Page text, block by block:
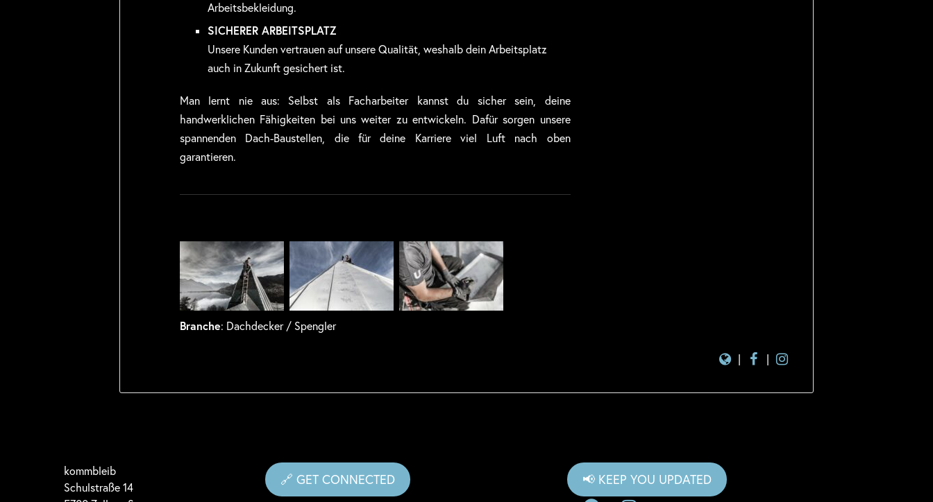
Arbeitsbekleidung.
SICHERER ARBEITSPLATZ
Unsere Kunden vertrauen auf unsere Qualität, weshalb dein Arbeitsplatz
auch in Zukunft gesichert ist.
Man lernt nie aus: Selbst als Facharbeiter kannst du sicher sein, deine
handwerklichen Fähigkeiten bei uns weiter zu entwickeln. Dafür sorgen unsere
spannenden Dach-Baustellen, die für deine Karriere viel Luft nach oben
garantieren.
Branche: Dachdecker / Spengler
| |
kommbleib
Schulstraße 14
🔗 GET CONNECTED 📢 KEEP YOU UPDATED